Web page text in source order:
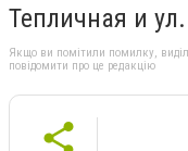
Тепличная и
Якщо ви помітили помилку,
повідомити про це редакцію